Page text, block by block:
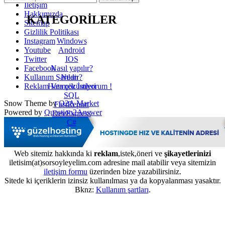
KATEGORİLER
Windows
Android
IOS
Nasıl yapılır?
Nedir?
Hata çözümleri
SQL
FastReport
DevExpress
C#
İletişim
Hakkımızda
Sitemap
Gizlilik Politikası
Instagram
Youtube
Twitter
Facebook
Kullanım Şartları
Reklam Vermek İstiyorum !
Snow Theme byQ2A Market
Powered by Question2Answer
Web sitemiz hakkında ki reklam,istek,öneri ve şikayetlerinizi
iletisim(at)sorsoyleyelim.com adresine mail atabilir veya sitemizin
iletişim formu üzerinden bize yazabilirsiniz.
Sitede ki içeriklerin izinsiz kullanılması ya da kopyalanması yasaktır.
Bknz: Kullanım şartları.